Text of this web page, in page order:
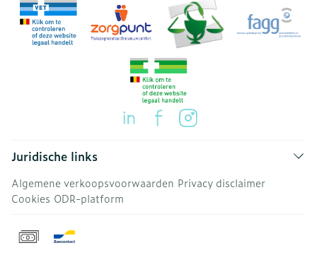
Juridische links
Algemene verkoopsvoorwaarden Privacy disclaimer
Cookies ODR-platform